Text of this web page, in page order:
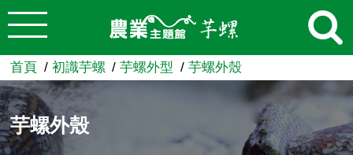
跳到主要內容
農業知識入口網
首頁 初識芋螺 芋螺外型 芋螺外殼
芋螺外殼